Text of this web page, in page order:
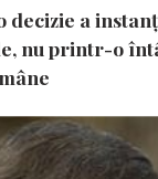
a
nu printr-o